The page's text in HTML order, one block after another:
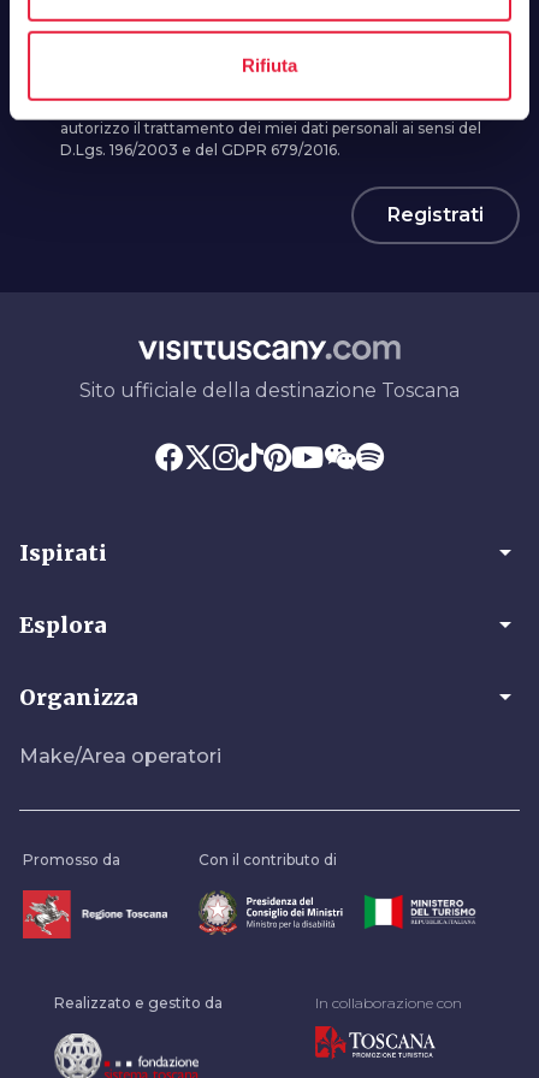
Rifiuta
Ho preso visione e accettol'informativa sulla privacye
autorizzo il trattamento dei miei dati personali ai sensi del
D.Lgs. 196/2003 e del GDPR 679/2016.
Registrati
Sito ufficiale della destinazione Toscana
Ispirati arrow_drop_down
Esplora arrow_drop_down
Organizza arrow_drop_down
Make/Area operatori
Promosso da Con il contributo di
Realizzato e gestito da In collaborazione con